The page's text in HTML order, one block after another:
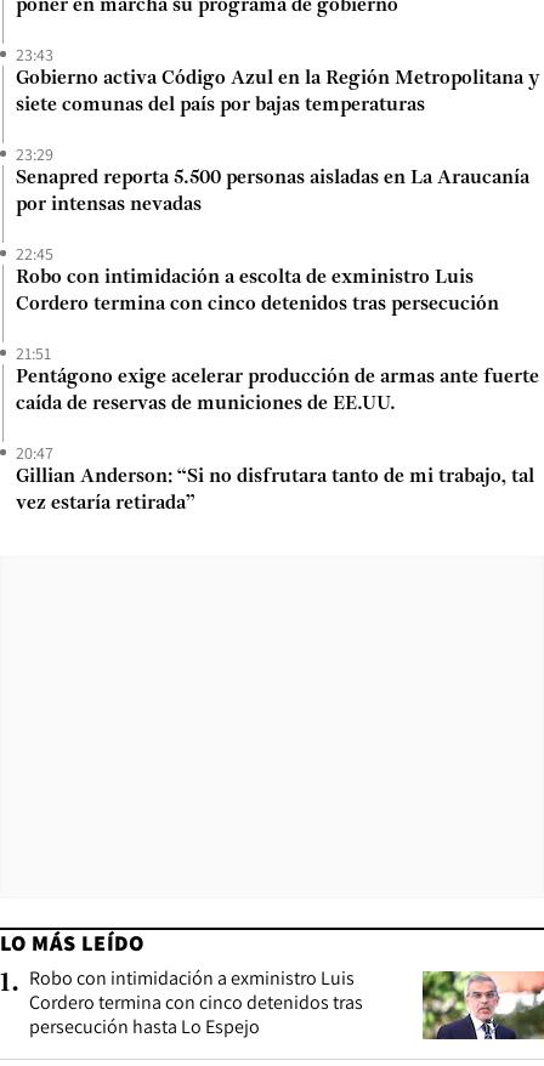
poner en marcha su programa de gobierno
23:43
Gobierno activa Código Azul en la Región Metropolitana y
siete comunas del país por bajas temperaturas
23:29
Senapred reporta 5.500 personas aisladas en La Araucanía
por intensas nevadas
22:45
Robo con intimidación a escolta de exministro Luis
Cordero termina con cinco detenidos tras persecución
21:51
Pentágono exige acelerar producción de armas ante fuerte
caída de reservas de municiones de EE.UU.
20:47
Gillian Anderson: “Si no disfrutara tanto de mi trabajo, tal
vez estaría retirada”
LO MÁS LEÍDO
1. Robo con intimidación a exministro Luis
Cordero termina con cinco detenidos tras
persecución hasta Lo Espejo